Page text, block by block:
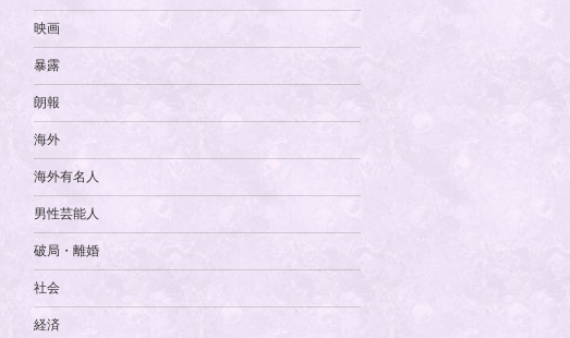
映画
暴露
朗報
海外
海外有名人
男性芸能人
破局・離婚
社会
経済